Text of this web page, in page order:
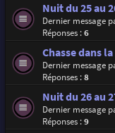
Nuit du 25 au
Dernier message
Réponses :6
Chasse dans
Dernier message
Réponses :8
Nuit du 26 au
Dernier message
Réponses :9